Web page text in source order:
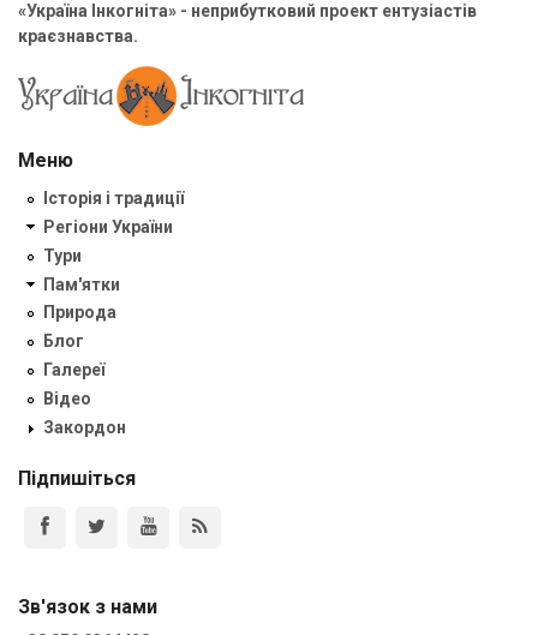
«Україна Інкогніта» - неприбутковий проект ентузіастів
краєзнавства.
Меню
Історія і традиції
Регіони України
Тури
Пам'ятки
Природа
Блог
Галереї
Відео
Закордон
Підпишіться
Зв'язок з нами